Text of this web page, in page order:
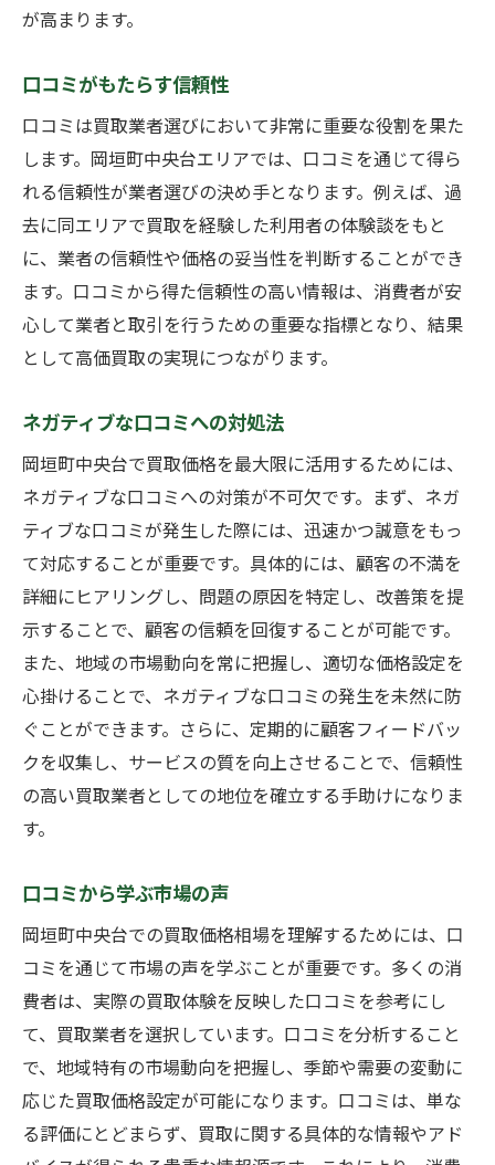
が高まります。
口コミがもたらす信頼性
口コミは買取業者選びにおいて非常に重要な役割を果た
します。岡垣町中央台エリアでは、口コミを通じて得ら
れる信頼性が業者選びの決め手となります。例えば、過
去に同エリアで買取を経験した利用者の体験談をもと
に、業者の信頼性や価格の妥当性を判断することができ
ます。口コミから得た信頼性の高い情報は、消費者が安
心して業者と取引を行うための重要な指標となり、結果
として高価買取の実現につながります。
ネガティブな口コミへの対処法
岡垣町中央台で買取価格を最大限に活用するためには、
ネガティブな口コミへの対策が不可欠です。まず、ネガ
ティブな口コミが発生した際には、迅速かつ誠意をもっ
て対応することが重要です。具体的には、顧客の不満を
詳細にヒアリングし、問題の原因を特定し、改善策を提
示することで、顧客の信頼を回復することが可能です。
また、地域の市場動向を常に把握し、適切な価格設定を
心掛けることで、ネガティブな口コミの発生を未然に防
ぐことができます。さらに、定期的に顧客フィードバッ
クを収集し、サービスの質を向上させることで、信頼性
の高い買取業者としての地位を確立する手助けになりま
す。
口コミから学ぶ市場の声
岡垣町中央台での買取価格相場を理解するためには、口
コミを通じて市場の声を学ぶことが重要です。多くの消
費者は、実際の買取体験を反映した口コミを参考にし
て、買取業者を選択しています。口コミを分析すること
で、地域特有の市場動向を把握し、季節や需要の変動に
応じた買取価格設定が可能になります。口コミは、単な
る評価にとどまらず、買取に関する具体的な情報やアド